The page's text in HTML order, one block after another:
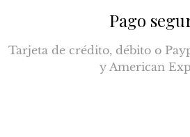
Pago
Tarjeta de crédito, débito o
y American